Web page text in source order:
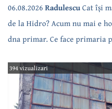
a săturat de cate ori se tot
06.08.2026 RadulescuCat își
de la Hidro? Acum nu mai e
dna primar. Ce face primaria
394 vizualizari